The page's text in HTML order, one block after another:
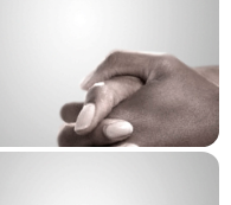
GT Mulheres